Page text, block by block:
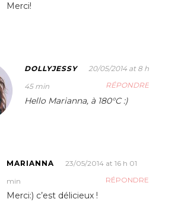
Merci!
DOLLYJESSY
20/05/2014 at 8 h
45 min
RÉPONDRE
Hello Marianna, à 180°C :)
MARIANNA
23/05/2014 at 16 h 01
min
RÉPONDRE
Merci:) c’est délicieux !